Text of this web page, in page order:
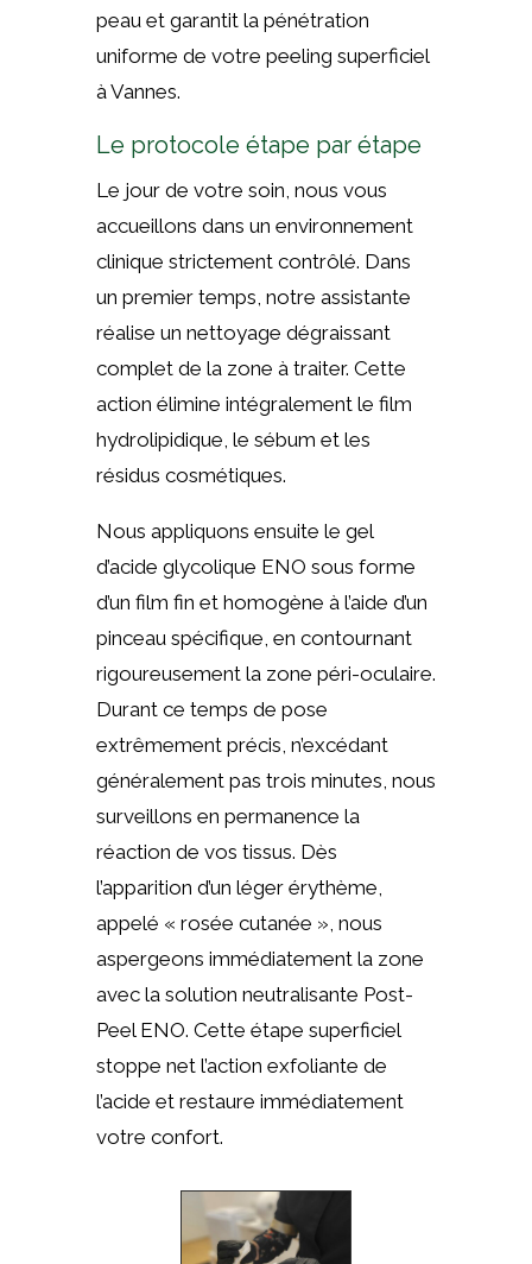
peau et garantit la pénétration
uniforme de votre peeling superficiel
à Vannes.
Le protocole étape par étape
Le jour de votre soin, nous vous
accueillons dans un environnement
clinique strictement contrôlé. Dans
un premier temps, notre assistante
réalise un nettoyage dégraissant
complet de la zone à traiter. Cette
action élimine intégralement le film
hydrolipidique, le sébum et les
résidus cosmétiques.
Nous appliquons ensuite le gel
d’acide glycolique ENO sous forme
d’un film fin et homogène à l’aide d’un
pinceau spécifique, en contournant
rigoureusement la zone péri-oculaire.
Durant ce temps de pose
extrêmement précis, n’excédant
généralement pas trois minutes, nous
surveillons en permanence la
réaction de vos tissus. Dès
l’apparition d’un léger érythème,
appelé « rosée cutanée », nous
aspergeons immédiatement la zone
avec la solution neutralisante Post-
Peel ENO. Cette étape superficiel
stoppe net l’action exfoliante de
l’acide et restaure immédiatement
votre confort.